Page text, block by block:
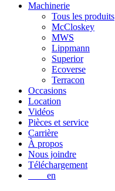
Machinerie
Tous les produits
McCloskey
MWS
Lippmann
Superior
Ecoverse
Terracon
Occasions
Location
Vidéos
Pièces et service
Carrière
À propos
Nous joindre
Téléchargement
en